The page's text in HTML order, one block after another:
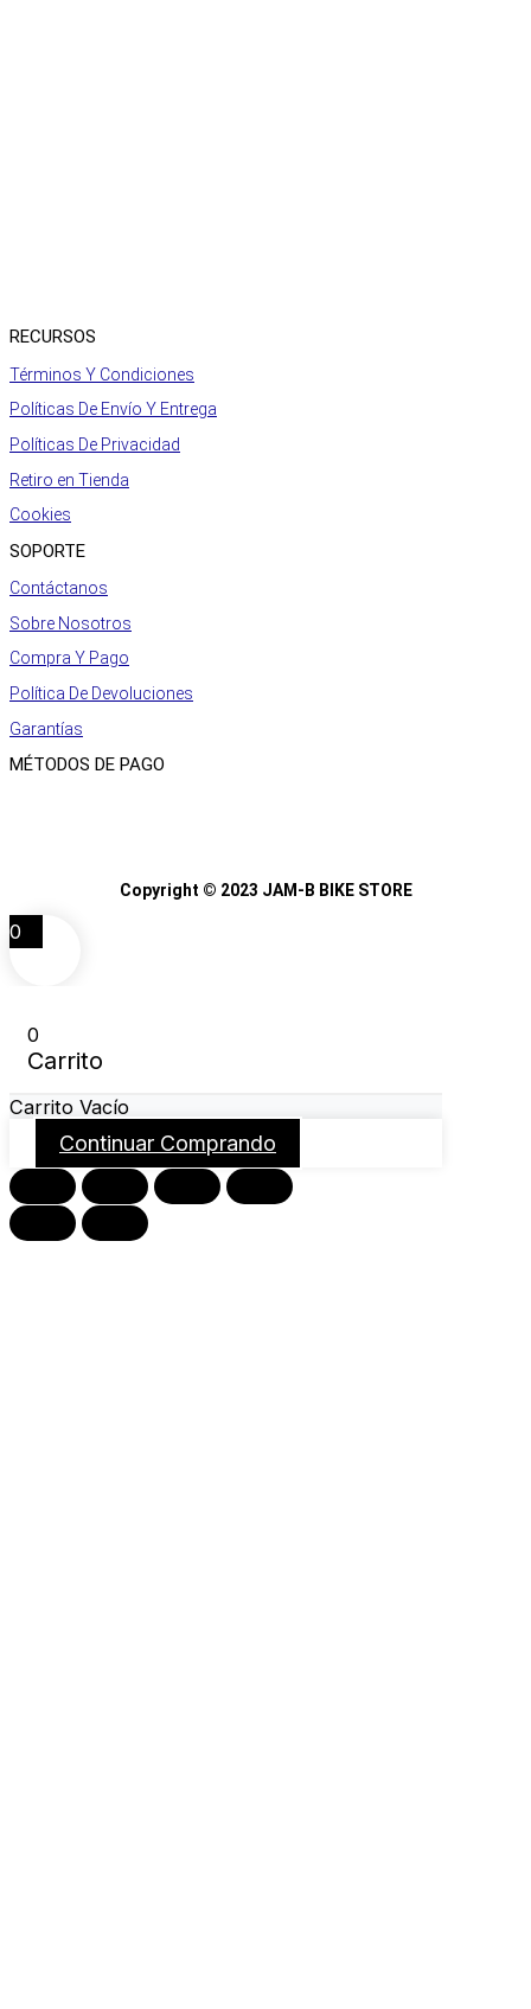
RECURSOS
Términos Y Condiciones
Políticas De Envío Y Entrega
Políticas De Privacidad
Retiro en Tienda
Cookies
SOPORTE
Contáctanos
Sobre Nosotros
Compra Y Pago
Política De Devoluciones
Garantías
MÉTODOS DE PAGO
Copyright © 2023 JAM-B BIKE STORE
0
0
Carrito
Carrito Vacío
Continuar Comprando